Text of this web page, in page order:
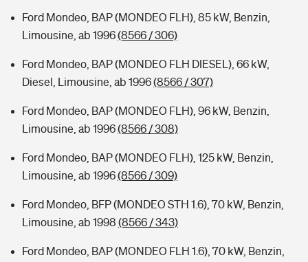
Ford Mondeo, BAP (MONDEO FLH), 85 kW, Benzin,
Limousine, ab 1996(8566 / 306)
Ford Mondeo, BAP (MONDEO FLH DIESEL), 66 kW,
Diesel, Limousine, ab 1996(8566 / 307)
Ford Mondeo, BAP (MONDEO FLH), 96 kW, Benzin,
Limousine, ab 1996(8566 / 308)
Ford Mondeo, BAP (MONDEO FLH), 125 kW, Benzin,
Limousine, ab 1996(8566 / 309)
Ford Mondeo, BFP (MONDEO STH 1.6), 70 kW, Benzin,
Limousine, ab 1998 (8566 / 343)
Ford Mondeo, BAP (MONDEO FLH 1.6), 70 kW, Benzin,